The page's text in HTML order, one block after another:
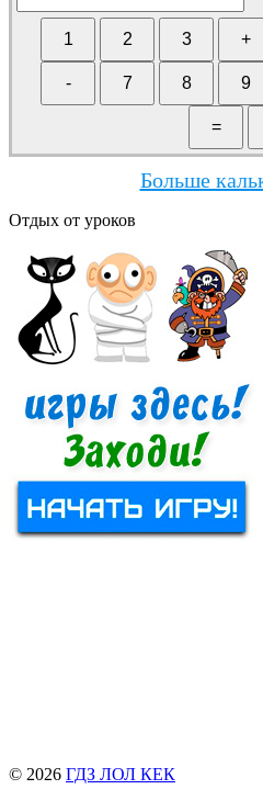
Больше
Отдых от уроков
© 2026 ГДЗ ЛОЛ КЕК